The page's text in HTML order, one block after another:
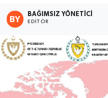
BAĞIMSIZ YÖNETICI
EDITÖR